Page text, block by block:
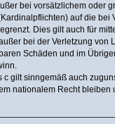
bei vorsätzlichem oder
auf die
Dies gilt auch für
bei der Verletzung
Schäden und im
c gilt sinngemäß auch
nationalem Recht bleiben